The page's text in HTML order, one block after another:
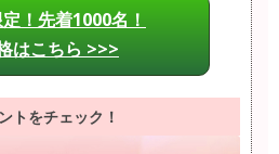
！先着1000名！
はこちら >>>
トをチェック！